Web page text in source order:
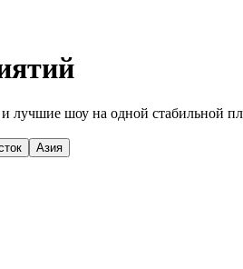
лучшие шоу на одной стабильной
Азия